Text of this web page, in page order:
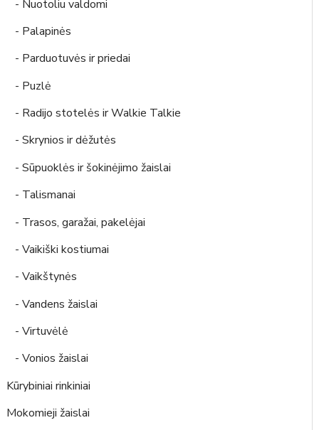
- Nuotoliu valdomi
- Palapinės
- Parduotuvės ir priedai
- Puzlė
- Radijo stotelės ir Walkie Talkie
- Skrynios ir dėžutės
- Sūpuoklės ir šokinėjimo žaislai
- Talismanai
- Trasos, garažai, pakelėjai
- Vaikiški kostiumai
- Vaikštynės
- Vandens žaislai
- Virtuvėlė
- Vonios žaislai
Kūrybiniai rinkiniai
Mokomieji žaislai